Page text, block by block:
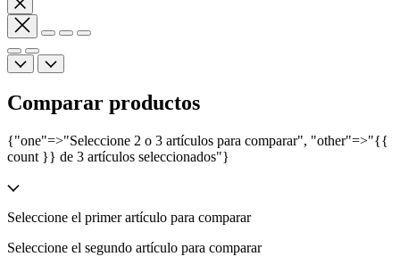
Comparar productos
{"one"=>"Seleccione 2 o 3 artículos para comparar", "other"=>"{{
count }} de 3 artículos seleccionados"}
Seleccione el primer artículo para comparar
Seleccione el segundo artículo para comparar